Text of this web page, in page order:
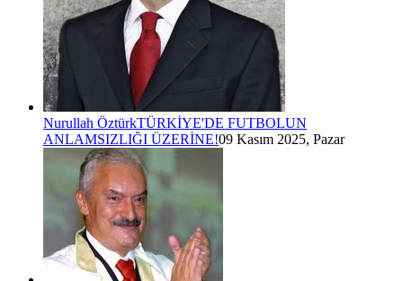
Nurullah ÖztürkTÜRKİYE'DE FUTBOLUN
ANLAMSIZLIĞI ÜZERİNE!09 Kasım 2025, Pazar